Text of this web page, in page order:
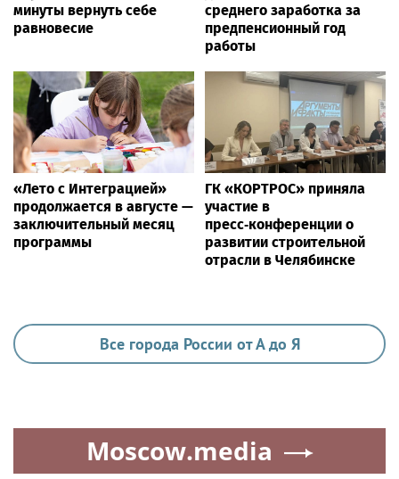
минуты вернуть себе
равновесие
среднего заработка за
предпенсионный год
работы
«Лето с Интеграцией»
продолжается в августе —
заключительный месяц
программы
ГК «КОРТРОС» приняла
участие в
пресс‑конференции о
развитии строительной
отрасли в Челябинске
Все города России от А до Я
Moscow.media